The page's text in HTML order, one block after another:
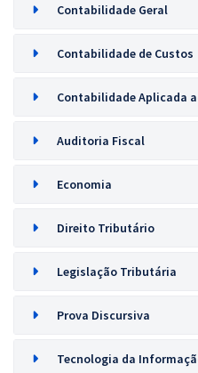
Contabilidade Geral
Contabilidade de Custos
Contabilidade Aplicada
Auditoria Fiscal
Economia
Direito Tributário
Legislação Tributária
Prova Discursiva
Tecnologia da